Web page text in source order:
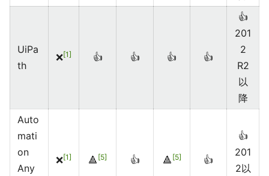
UiPa
th
❌ 1 👍 👍 👍 👍
👍
201
2
R2
以
降
Auto
mati
on
Any
❌ 1 🔺 5 👍 🔺 5 👍
👍
201
2以